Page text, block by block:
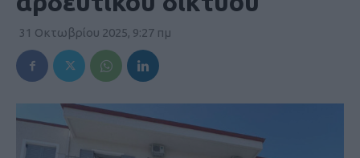
31 Οκτωβρίου 2025, 9:27 πμ